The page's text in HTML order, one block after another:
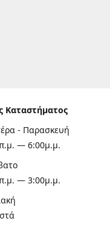
Καταστήματος
- Παρασκευή
— 6:00μ.μ.
— 3:00μ.μ.